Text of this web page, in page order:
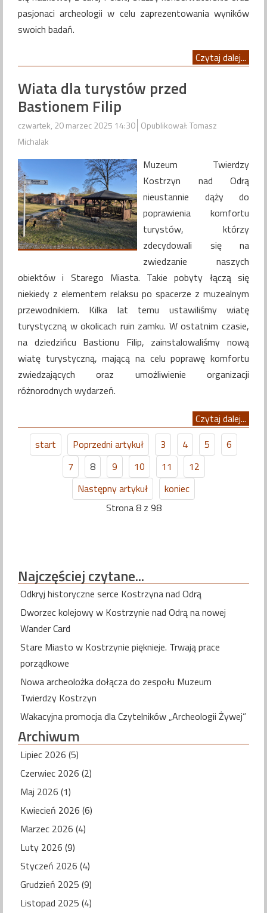
pasjonaci archeologii w celu zaprezentowania wyników
swoich badań.
Czytaj dalej...
Wiata dla turystów przed
Bastionem Filip
czwartek, 20 marzec 2025 14:30 Opublikował: Tomasz
Michalak
Muzeum Twierdzy
Kostrzyn nad Odrą
nieustannie dąży do
poprawienia komfortu
turystów, którzy
zdecydowali się na
zwiedzanie naszych
obiektów i Starego Miasta. Takie pobyty łączą się
niekiedy z elementem relaksu po spacerze z muzealnym
przewodnikiem. Kilka lat temu ustawiliśmy wiatę
turystyczną w okolicach ruin zamku. W ostatnim czasie,
na dziedzińcu Bastionu Filip, zainstalowaliśmy nową
wiatę turystyczną, mającą na celu poprawę komfortu
zwiedzających oraz umożliwienie organizacji
różnorodnych wydarzeń.
Czytaj dalej...
start
Poprzedni artykuł 3 4 5
6
7
8 9 10 11
12
Następny artykuł
koniec
Strona 8 z 98
Najczęściejczytane...
Odkryj historyczne serce Kostrzyna nad Odrą
Dworzec kolejowy w Kostrzynie nad Odrą na nowej
Wander Card
Stare Miasto w Kostrzynie pięknieje. Trwają prace
porządkowe
Nowa archeolożka dołącza do zespołu Muzeum
Twierdzy Kostrzyn
Wakacyjna promocja dla Czytelników „Archeologii Żywej”
Archiwum
Lipiec 2026 (5)
Czerwiec 2026 (2)
Maj 2026 (1)
Kwiecień 2026 (6)
Marzec 2026 (4)
Luty 2026 (9)
Styczeń 2026 (4)
Grudzień 2025 (9)
Listopad 2025 (4)